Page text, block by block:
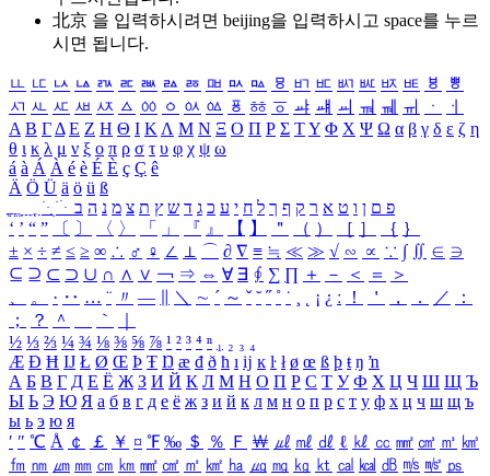
北京 을 입력하시려면 beijing을 입력하시고 space를 누르
시면 됩니다.
ㅥ ㅦ ㅧ ㅨ ㅩ ㅪ ㅫ ㅬ ㅭ ㅮ ㅯ ㅰ ㅱ ㅲ ㅳ ㅴ ㅵ ㅶ ㅷ ㅸ
ㅹ
ㅺ ㅻ ㅼ ㅽ ㅾ ㅿ ㆀ ㆁ ㆂ ㆃ ㆄ ㆅ ㆆ ㆇ ㆈ ㆉ ㆊ ㆋ ㆌ ㆍ
ㆎ
Α Β ΓΔ Ε Ζ Η Θ Ι ΚΛ Μ Ν Ξ Ο Π Ρ Σ ΤΥ Φ Χ Ψ Ω α β γ δ ε ζ η
θ ι κ λ μ ν ξ ο π ρ σ τ υ φ χ ψ ω
á à Á À é è É È ç Ç ê
Ä Ö Ü ä ö ü ß
ִֶֹ ֻּ ׁׂ פ ם ן ו ט א ר ק ף ך ל ח י ע כ ג ד ש ץ ת צ מ נ ה ב
‘ ’ “ ” 〔 〕 〈 〉 「 」 『 』 【 】 ＂ （ ） ［ ］ ｛ ｝
± × ÷ ≠ ≤ ≥ ∞ ∴ ♂ ♀ ∠ ⊥ ⌒ ∂ ∇ ≡ ≒ ≪ ≫ √ ∽ ∝ ∵ ∫ ∬ ∈ ∋
⊆ ⊇ ⊂ ⊃ ∪ ∩ ∧ ∨ ￢ ⇒ ⇔ ∀ ∃ ∮ ∑ ∏ ＋ － ＜ ＝
＞
、
。 · ‥ … ¨ 〃 ― ＼ ∼ ´ ～ ˇ ˘ ˝ ˚ ˙ ¸ ¡ ¿ ː ！ ＇ ， ． ／
：
；
？ ＾ ｀
½ ⅓ ⅔ ¼ ¾ ⅛ ⅜ ⅝ ⅞ ¹ ² ³ ⁴ ⁿ ₁ ₂ ₃ ₄
Æ Ð Ħ Ĳ Ł Ø Œ Þ Ŧ Ŋ æ đ ð ħ ı ĳ ĸ ŀ ł ø œ ß þ ŧ ŋ ŉ
А Б В Г Д Е Ё Ж З И Й К Л М Н О П Р С Т У Ф Х Ц Ч Ш Щ Ъ
Ы Ь Э Ю Я а б в г д е ё ж з и й к л м н о п р с т у ф х ц ч ш щ ъ
ы ь э ю я
′ ″ ℃ Å ￠ ￡ ￥ ¤ ℉ ‰ ＄ ％ Ｆ ￦ ㎕ ㎖ ㎗ ℓ ㎘ ㏄ ㎣ ㎤ ㎥ ㎦
㎙ ㎚ ㎛ ㎜ ㎝ ㎞ ㎟ ㎠ ㎡ ㎢ ㏊ ㎍ ㎎ ㎏ ㏏ ㎈ ㎉ ㏈ ㎧ ㎨ ㎰